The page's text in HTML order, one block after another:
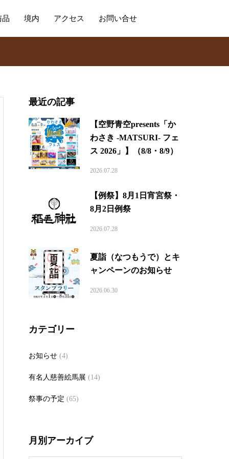
品 境内 アクセス お問い合せ
最近の記事
【空野青空presents「か
わさき -MATSURI- フェ
ス 2026」】（8/8・8/9）
2026.07.28
【例祭】8月1日宵宮祭・
8月2日例祭
2026.07.28
夏詣（なつもうで）とキ
ャンペーンのお知らせ
2026.06.30
カテゴリー
お知らせ (4)
有名人慈善絵馬展 (14)
祭事の予定 (65)
月別アーカイブ